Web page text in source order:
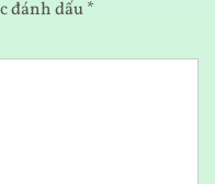
đánh dấu*